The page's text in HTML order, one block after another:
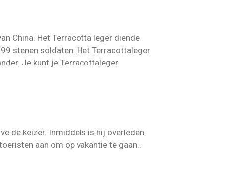
China. Het Terracotta leger diende
stenen soldaten. Het Terracottaleger
Je kunt je Terracottaleger
de keizer. Inmiddels is hij overleden
aan om op vakantie te gaan..